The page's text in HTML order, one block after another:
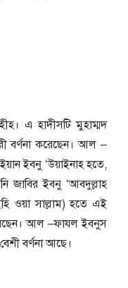
এ হাদীসটি মুহাম্মদ
বর্ণনা করেছেন। আল –
ইবনু ‘উয়াইনাহ হতে,
জাবির ইবনু ‘আবদুল্লাহ
ওয়া সাল্লাম) হতে এই
আল –ফাযল ইবনুস
বর্ণনা আছে।